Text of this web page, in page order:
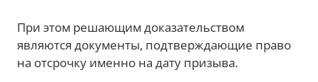
При этом решающим доказательством
являются документы, подтверждающие право
на отсрочку именно на дату призыва.